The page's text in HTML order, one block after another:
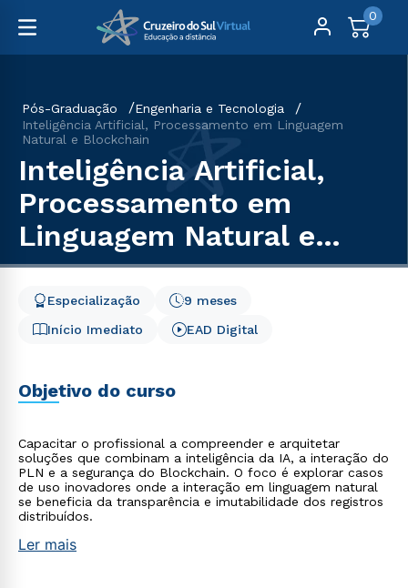
0
Pós-Graduação
Engenharia e Tecnologia
Inteligência Artificial, Processamento em Linguagem
Natural e Blockchain
Inteligência Artificial,
Processamento em
Linguagem Natural e
Blockchain
Início Imediato
9 meses
Especialização
EAD Digital
Objetivo do curso
Capacitar o profissional a compreender e arquitetar
soluções que combinam a inteligência da IA, a interação do
PLN e a segurança do Blockchain. O foco é explorar casos
de uso inovadores onde a interação em linguagem natural
se beneficia da transparência e imutabilidade dos registros
distribuídos.
Ler mais